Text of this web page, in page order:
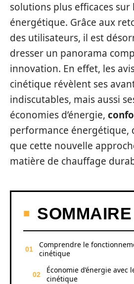
solutions plus efficaces sur
énergétique. Grâce aux
des utilisateurs, il est
dresser un panorama
innovation. En effet, les
cinétique révèlent ses
indiscutables, mais aussi
économies d’énergie,
performance énergétique,
que cette nouvelle
matière de chauffage
SOMMAIRE
Comprendre le
cinétique
Économie d’énergie avec
cinétique